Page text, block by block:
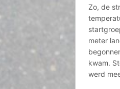
Zo, de
meter
kwam.
werd